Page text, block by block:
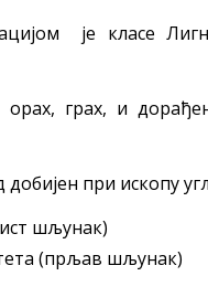
је класе
грах, и
при ископу
шљунак)
(прљав шљунак)